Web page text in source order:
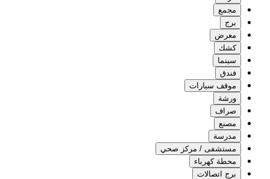
مجمع
برج
معرض
كشك
سينما
فندق
موقف سيارات
ورشة
صراف
مصنع
مدرسة
مستشفى / مركز صحي
محطة كهرباء
برج اتصالات